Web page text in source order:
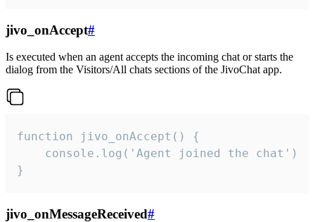
jivo_onAccept#
Is executed when an agent accepts the incoming chat or starts the
dialog from the Visitors/All chats sections of the JivoChat app.
function jivo_onAccept() {
}
jivo_onMessageReceived#